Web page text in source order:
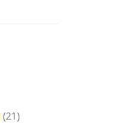
(21)